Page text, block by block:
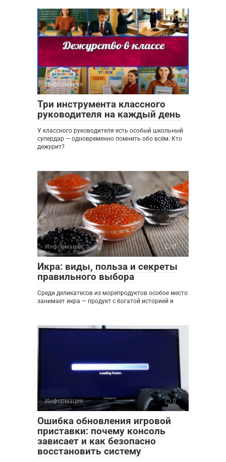
Информация 0
Три инструмента классного
руководителя на каждый день
У классного руководителя есть особый школьный
супердар — одновременно помнить обо всём. Кто
дежурит?
Информация 0
Икра: виды, польза и секреты
правильного выбора
Среди деликатесов из морепродуктов особое место
занимает икра — продукт с богатой историей и
Информация 0
Ошибка обновления игровой
приставки: почему консоль
зависает и как безопасно
восстановить систему